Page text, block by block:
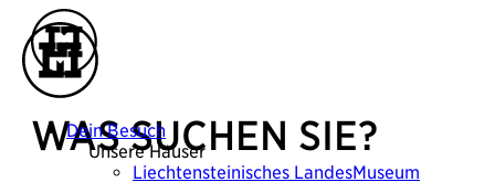
Dein Besuch
Unsere Häuser
Liechtensteinisches LandesMuseum
WAS SUCHEN SIE?